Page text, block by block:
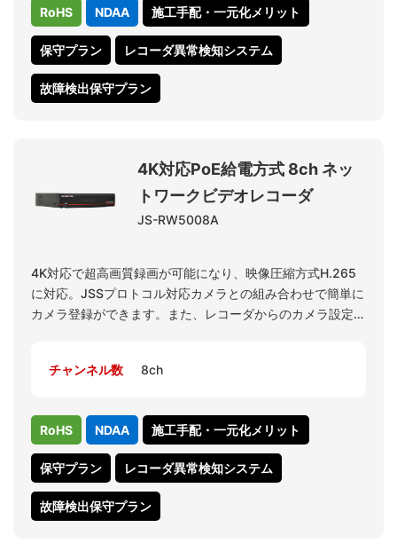
RoHS NDAA 施工手配・一元化メリット
保守プラン レコーダ異常検知システム
故障検出保守プラン
4K対応PoE給電方式 8ch ネッ
トワークビデオレコーダ
JS-RW5008A
4K対応で超高画質録画が可能になり、映像圧縮方式H.265
に対応。JSSプロトコル対応カメラとの組み合わせで簡単に
カメラ登録ができます。また、レコーダからのカメラ設定や
になりました。
チャンネル数 8ch
RoHS NDAA 施工手配・一元化メリット
保守プラン レコーダ異常検知システム
故障検出保守プラン